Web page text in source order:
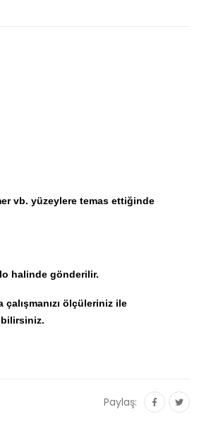
vb. yüzeylere temas ettiğinde
halinde gönderilir.
çalışmanızı ölçüleriniz ile
Paylaş: